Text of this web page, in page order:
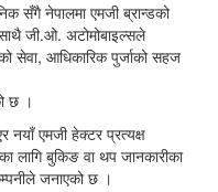
सँगै नेपालमा एमजी ब्रान्डको
जी.ओ. अटोमोबाइल्सले
सेवा, आधिकारिक पुर्जाको सहज
छ ।
नयाँ एमजी हेक्टर प्रत्यक्ष
लागि बुकिङ वा थप जानकारीका
जनाएको छ ।